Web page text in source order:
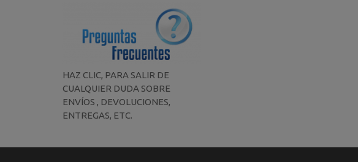
HAZ CLIC, PARA SALIR DE
CUALQUIER DUDA SOBRE
ENVÍOS , DEVOLUCIONES,
ENTREGAS, ETC.